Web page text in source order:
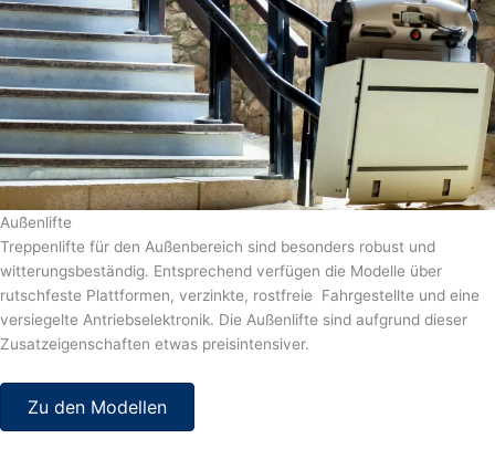
Außenlifte
Treppenlifte für den Außenbereich sind besonders robust und
witterungsbeständig. Entsprechend verfügen die Modelle über
rutschfeste Plattformen, verzinkte, rostfreie Fahrgestellte und eine
versiegelte Antriebselektronik. Die Außenlifte sind aufgrund dieser
Zusatzeigenschaften etwas preisintensiver.
Zu den Modellen